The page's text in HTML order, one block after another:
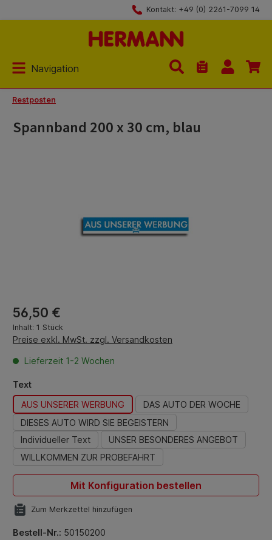
Kontakt: +49 (0) 2261-7099 14
Navigation
Du hast 0
Restposten
Spannband 200 x 30 cm, blau
Regulärer Preis:
56,50 €
Inhalt: 1 Stück
Preise exkl. MwSt. zzgl. Versandkosten
Lieferzeit 1-2 Wochen
Textauswählen
AUS UNSERER WERBUNG
DAS AUTO DER WOCHE
DIESES AUTO WIRD SIE BEGEISTERN
Individueller Text
UNSER BESONDERES ANGEBOT
WILLKOMMEN ZUR PROBEFAHRT
Mit Konfiguration bestellen
Zum Merkzettel hinzufügen
Bestell-Nr.: 50150200